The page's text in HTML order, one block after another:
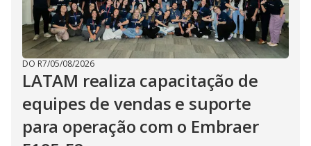
DO R7/05/08/2026
LATAM realiza capacitação de
equipes de vendas e suporte
para operação com o Embraer